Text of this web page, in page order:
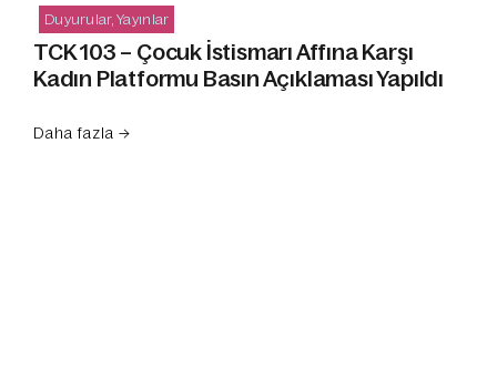
Duyurular,Yayınlar
TCK 103 – Çocuk İstismarı Affına Karşı
Kadın Platformu Basın Açıklaması Yapıldı
Daha fazla →